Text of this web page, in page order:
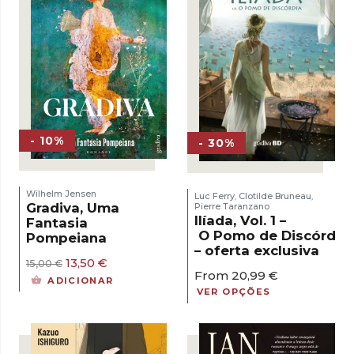
- 10%
Wilhelm Jensen
Gradiva, Uma
Fantasia
Pompeiana
15,00€ O
preço
13,50 €
preço
ADICIONAR
- 30%
Luc Ferry, Clotilde Bruneau
Pierre Taranzano
Ilíada, Vol. 1 –
O Pomo de Discórdia
– oferta exclusiva
From 20,99 €
VER OPÇÕES